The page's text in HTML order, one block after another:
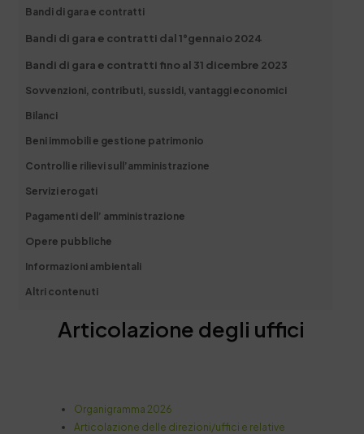
Bandi di gara e contratti
Bandi di gara e contratti dal 1°gennaio 2024
Bandi di gara e contratti fino al 31 dicembre 2023
Sovvenzioni, contributi, sussidi, vantaggi economici
Bilanci
Beni immobili e gestione patrimonio
Controlli e rilievi sull’amministrazione
Servizi erogati
Pagamenti dell’ amministrazione
Opere pubbliche
Informazioni ambientali
Altri contenuti
Articolazione degli uffici
Organigramma 2026
Articolazione delle direzioni/uffici e relative